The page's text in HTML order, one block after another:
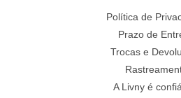
Política de
Prazo de
Trocas e
A Livny é